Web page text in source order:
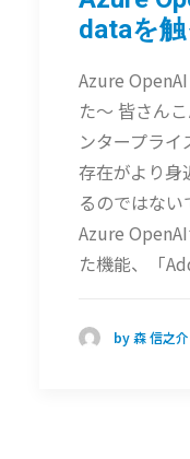
dataを
Azure
た～ 皆さん
ンタープラ
存在がより身
るのではな
Azure
た機能、「
by 森 信之介